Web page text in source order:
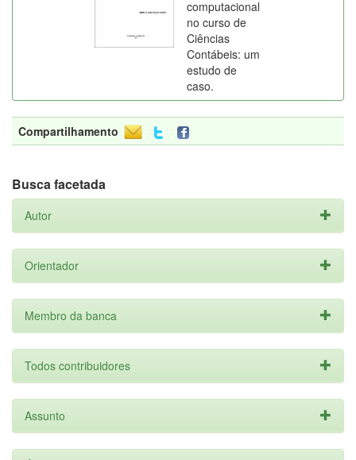
computacional
no curso de
Ciências
Contábeis: um
estudo de
caso.
Compartilhamento
Busca facetada
Autor
Orientador
Membro da banca
Todos contribuidores
Assunto